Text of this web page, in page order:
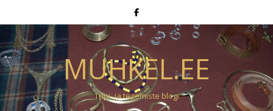
MUHKEL.EE
Tripi- ja tegemiste blogi